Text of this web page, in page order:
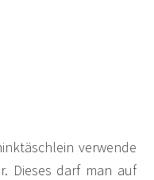
verwende
Dieses darf man auf